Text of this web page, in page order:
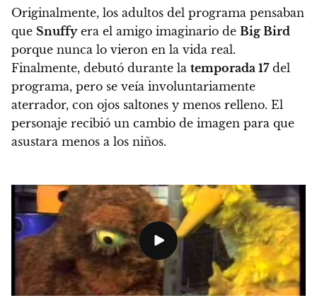
Originalmente, los adultos del programa pensaban
que Snuffyera el amigo imaginario de Big Bird
porque nunca lo vieron en la vida real.
Finalmente, debutó durante la temporada 17del
programa, pero se veía involuntariamente
aterrador, con ojos saltones y menos relleno. El
personaje recibió un cambio de imagen para que
asustara menos a los niños.